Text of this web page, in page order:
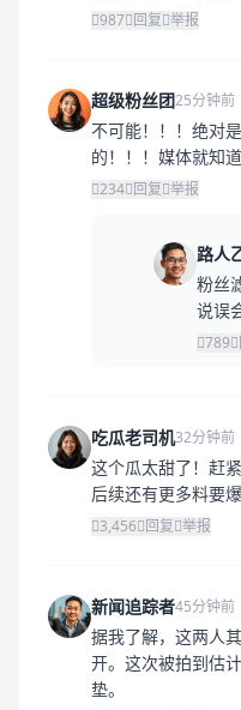
987 回复 举报
超级粉丝团25分钟前
不可能！！！绝对
的！！！媒体就知
234 回复 举报
路人
粉丝
说误
789
吃瓜老司机32分钟前
这个瓜太甜了！赶
后续还有更多料要
3,456 回复 举报
新闻追踪者45分钟前
据我了解，这两人
开。这次被拍到估
垫。